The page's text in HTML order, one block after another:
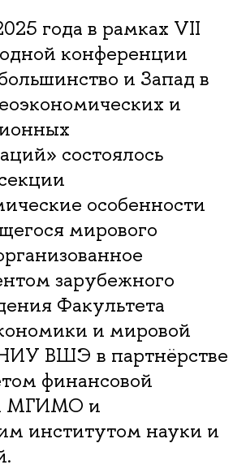
года в рамках VII
конференции
и Запад в
и
состоялось
особенности
мирового
зарубежного
Факультета
и мировой
ВШЭ в партнёрстве
финансовой
МГИМО и
институтом науки и